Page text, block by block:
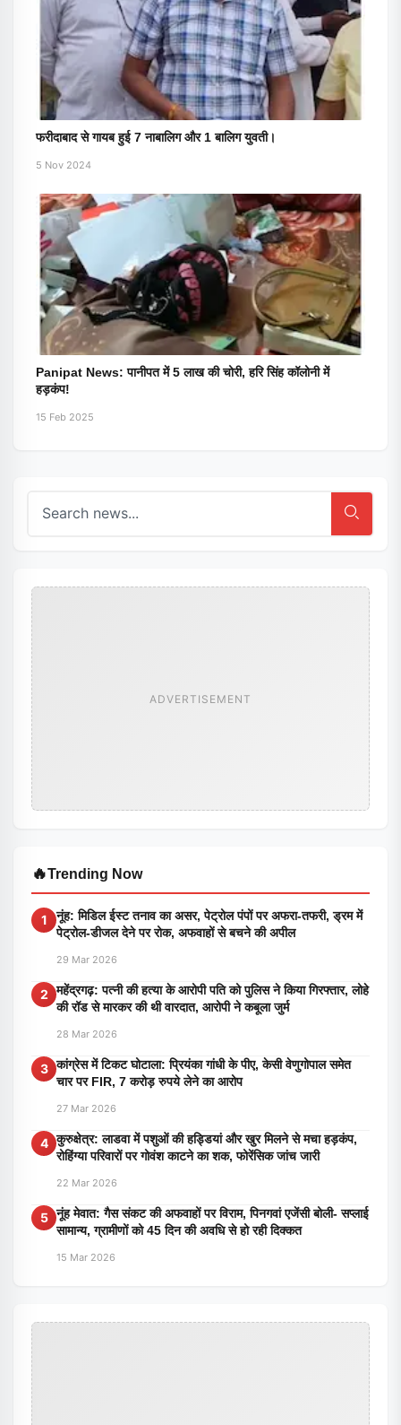
फरीदाबाद से गायब हुई 7 नाबालिग और 1 बालिग युवती।
5 Nov 2024
Panipat News: पानीपत में 5 लाख की चोरी, हरि सिंह कॉलोनी में
हड़कंप!
15 Feb 2025
ADVERTISEMENT
🔥Trending Now
1
नूंह: मिडिल ईस्ट तनाव का असर, पेट्रोल पंपों पर अफरा-तफरी, ड्रम में
पेट्रोल-डीजल देने पर रोक, अफवाहों से बचने की अपील
29 Mar 2026
2
महेंद्रगढ़: पत्नी की हत्या के आरोपी पति को पुलिस ने किया गिरफ्तार, लोहे
की रॉड से मारकर की थी वारदात, आरोपी ने कबूला जुर्म
28 Mar 2026
3 कांग्रेस में टिकट घोटाला: प्रियंका गांधी के पीए, केसी वेणुगोपाल समेत
चार पर FIR, 7 करोड़ रुपये लेने का आरोप
27 Mar 2026
4 कुरुक्षेत्र: लाडवा में पशुओं की हड्डियां और खुर मिलने से मचा हड़कंप,
रोहिंग्या परिवारों पर गोवंश काटने का शक, फोरेंसिक जांच जारी
22 Mar 2026
5 नूंह मेवात: गैस संकट की अफवाहों पर विराम, पिनगवां एजेंसी बोली- सप्लाई
सामान्य, ग्रामीणों को 45 दिन की अवधि से हो रही दिक्कत
15 Mar 2026